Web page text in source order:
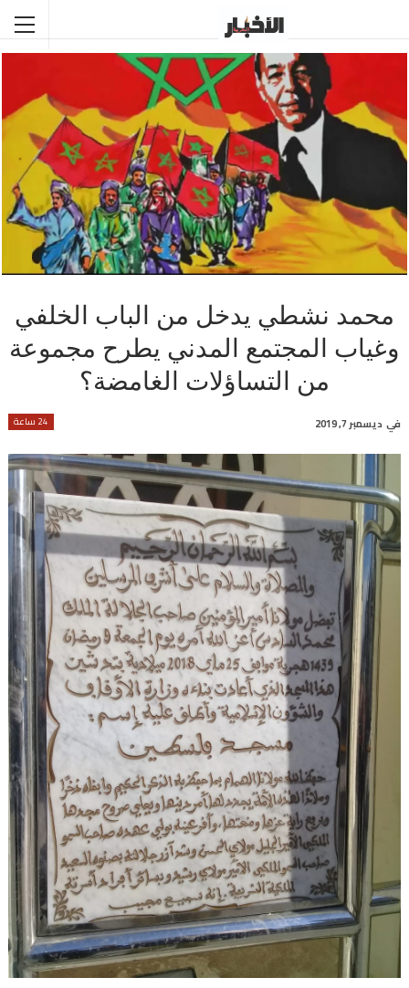
محمد نشطي يدخل من الباب الخلفي
وغياب المجتمع المدني يطرح مجموعة
من التساؤلات الغامضة؟
24 ساعة في ديسمبر 7, 2019